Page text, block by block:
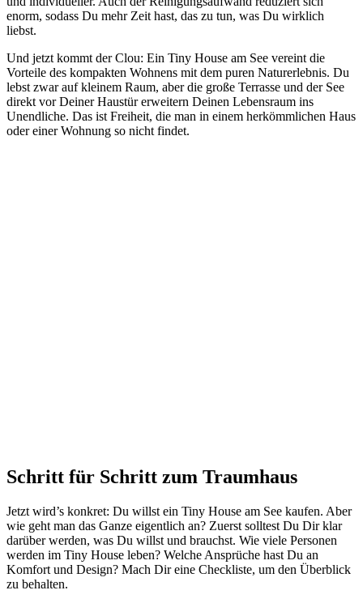
enorm, sodass Du mehr Zeit hast, das zu tun, was Du wirklich
liebst.
Und jetzt kommt der Clou: Ein Tiny House am See vereint die
Vorteile des kompakten Wohnens mit dem puren Naturerlebnis. Du
lebst zwar auf kleinem Raum, aber die große Terrasse und der See
direkt vor Deiner Haustür erweitern Deinen Lebensraum ins
Unendliche. Das ist Freiheit, die man in einem herkömmlichen Haus
oder einer Wohnung so nicht findet.
Schritt für Schritt zum Traumhaus
Jetzt wird’s konkret: Du willst ein Tiny House am See kaufen. Aber
wie geht man das Ganze eigentlich an? Zuerst solltest Du Dir klar
darüber werden, was Du willst und brauchst. Wie viele Personen
werden im Tiny House leben? Welche Ansprüche hast Du an
Komfort und Design? Mach Dir eine Checkliste, um den Überblick
zu behalten.